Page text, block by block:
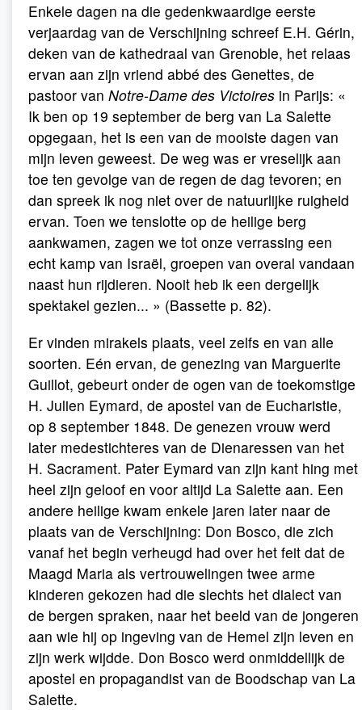
Enkele dagen na die gedenkwaardige eerste
verjaardag van de Verschijning schreef E.H. Gérin,
deken van de kathedraal van Grenoble, het relaas
ervan aan zijn vriend abbé des Genettes, de
pastoor van Notre-Dame des Victoires in Parijs: «
Ik ben op 19 september de berg van La Salette
opgegaan, het is een van de mooiste dagen van
mijn leven geweest. De weg was er vreselijk aan
toe ten gevolge van de regen de dag tevoren; en
dan spreek ik nog niet over de natuurlijke ruigheid
ervan. Toen we tenslotte op de heilige berg
aankwamen, zagen we tot onze verrassing een
echt kamp van Israël, groepen van overal vandaan
naast hun rijdieren. Nooit heb ik een dergelijk
spektakel gezien... » (Bassette p. 82).
Er vinden mirakels plaats, veel zelfs en van alle
soorten. Eén ervan, de genezing van Marguerite
Guillot, gebeurt onder de ogen van de toekomstige
H. Julien Eymard, de apostel van de Eucharistie,
op 8 september 1848. De genezen vrouw werd
later medestichteres van de Dienaressen van het
H. Sacrament. Pater Eymard van zijn kant hing met
heel zijn geloof en voor altijd La Salette aan. Een
andere heilige kwam enkele jaren later naar de
plaats van de Verschijning: Don Bosco, die zich
vanaf het begin verheugd had over het feit dat de
Maagd Maria als vertrouwelingen twee arme
kinderen gekozen had die slechts het dialect van
de bergen spraken, naar het beeld van de jongeren
aan wie hij op ingeving van de Hemel zijn leven en
zijn werk wijdde. Don Bosco werd onmiddellijk de
apostel en propagandist van de Boodschap van La
Salette.